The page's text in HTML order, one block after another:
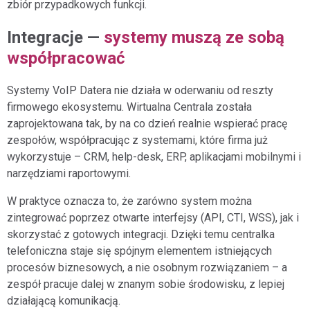
zbiór przypadkowych funkcji.
Integracje — systemy muszą ze sobą
współpracować
Systemy VoIP Datera nie działa w oderwaniu od reszty
firmowego ekosystemu. Wirtualna Centrala została
zaprojektowana tak, by na co dzień realnie wspierać pracę
zespołów, współpracując z systemami, które firma już
wykorzystuje – CRM, help-desk, ERP, aplikacjami mobilnymi i
narzędziami raportowymi.
W praktyce oznacza to, że zarówno system można
zintegrować poprzez otwarte interfejsy (API, CTI, WSS), jak i
skorzystać z gotowych integracji. Dzięki temu centralka
telefoniczna staje się spójnym elementem istniejących
procesów biznesowych, a nie osobnym rozwiązaniem – a
zespół pracuje dalej w znanym sobie środowisku, z lepiej
działającą komunikacją.